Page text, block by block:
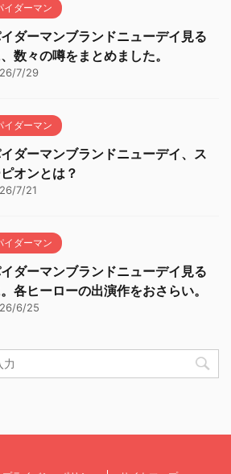
イダーマン
ダーマンブランドニューデイ見る
数々の噂をまとめました。
7/29
イダーマン
ダーマンブランドニューデイ、ス
オンとは？
7/21
イダーマン
ダーマンブランドニューデイ見る
各ヒーローの出演作をおさらい。
6/25